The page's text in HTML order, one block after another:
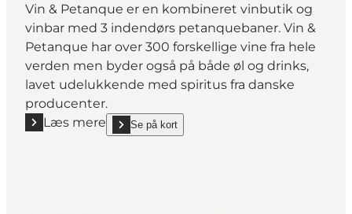
Vin & Petanque er en kombineret vinbutik og
vinbar med 3 indendørs petanquebaner. Vin &
Petanque har over 300 forskellige vine fra hele
verden men byder også på både øl og drinks,
lavet udelukkende med spiritus fra danske
producenter.
Læs mere
Læs mere "Vin & Petanque"
Se på kort
show Vin & Petanque on_map